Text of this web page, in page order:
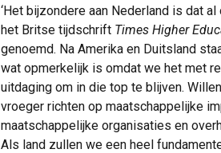
‘Het bijzondere aan Nederland is dat
het Britse tijdschrift Times Higher
genoemd. Na Amerika en Duitsland
wat opmerkelijk is omdat we het met
uitdaging om in die top te blijven.
vroeger richten op maatschappelijke
maatschappelijke organisaties en
Als land zullen we een heel